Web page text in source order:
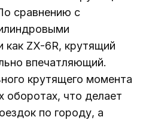
сравнению с
как ZX-6R, крутящий
впечатляющий.
крутящего момента
оборотах, что делает
по городу, а